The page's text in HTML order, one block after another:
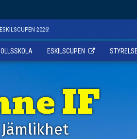
ESKILSCUPEN 2026!
ESKILSCUPEN
IF